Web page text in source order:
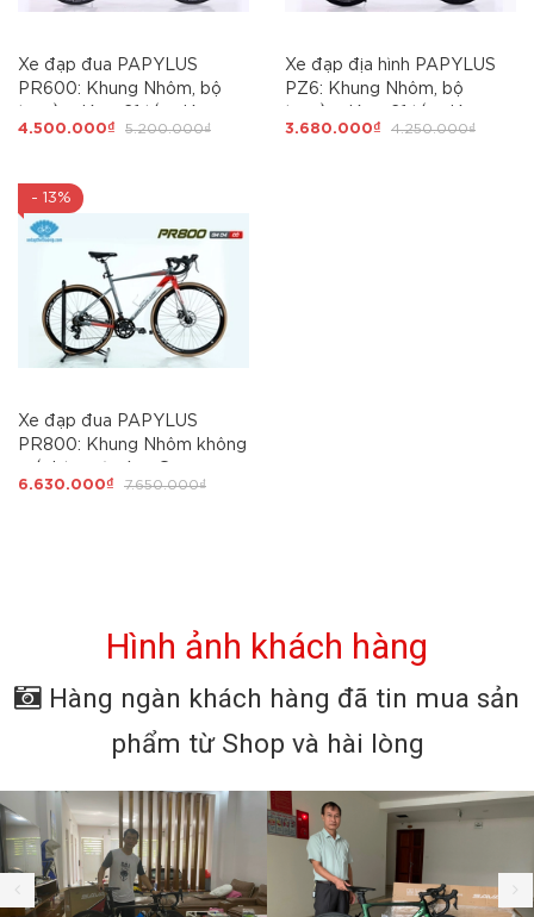
Xe đạp đua PAPYLUS
PR600: Khung Nhôm, bộ
phanh đĩa, Ngon - Rẻ bán
4.500.000₫ 5.200.000₫
Xe đạp địa hình PAPYLUS
PZ6: Khung Nhôm, bộ
phanh đĩa, Bánh 26, Ngon -
3.680.000₫ 4.250.000₫
- 13%
Xe đạp đua PAPYLUS
PR800: Khung Nhôm không
SHIMANO 14 tốc độ tay đề
6.630.000₫ 7.650.000₫
Hình ảnh khách hàng
Hàng ngàn khách hàng đã tin mua sản
phẩm từ Shop và hài lòng